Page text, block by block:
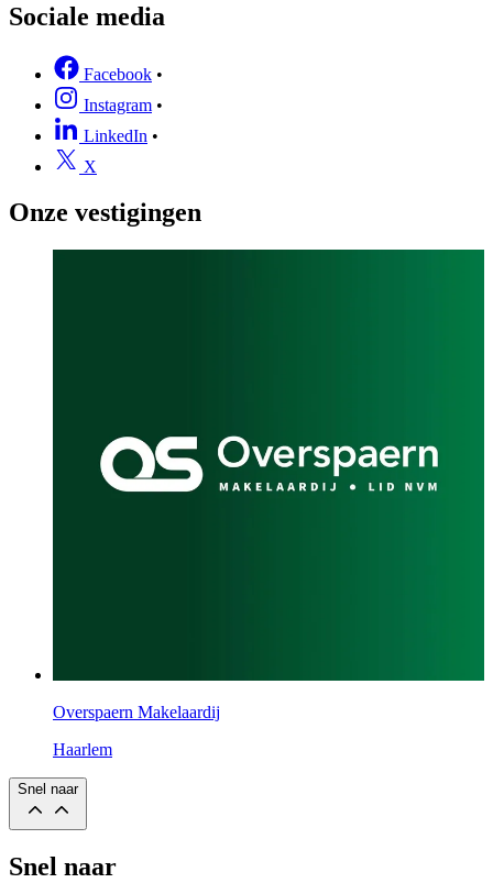
Sociale media
Facebook •
Instagram •
LinkedIn •
X
Onze vestigingen
Overspaern Makelaardij
Haarlem
Snel naar
Snel naar